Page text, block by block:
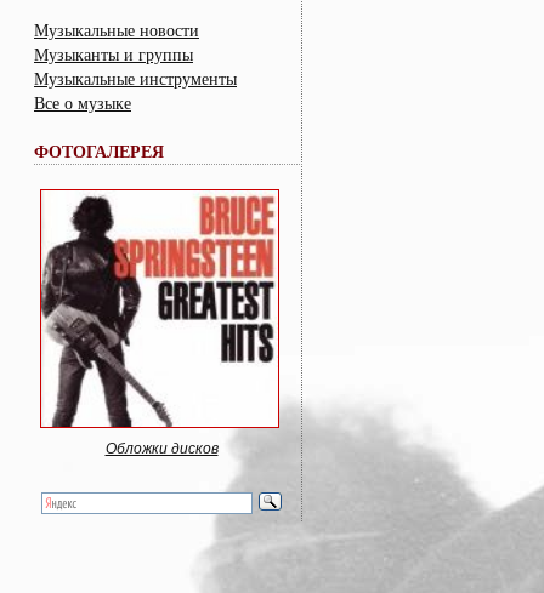
Музыкальные новости
Музыканты и группы
Музыкальные инструменты
Все о музыке
ФОТОГАЛЕРЕЯ
Обложки дисков